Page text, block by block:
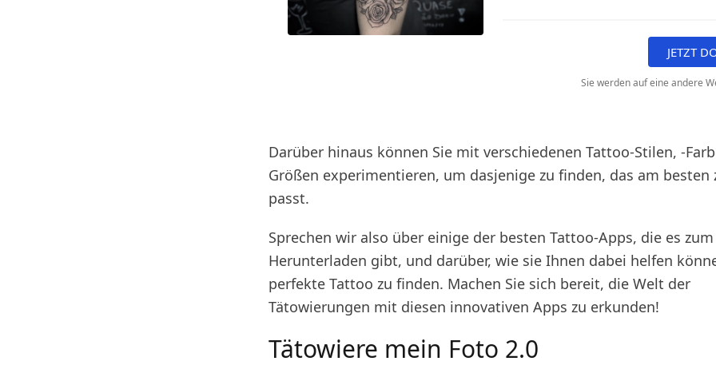
JETZT
Sie werden auf eine andere
Darüber hinaus können Sie mit verschiedenen Tattoo-Stilen, -
Größen experimentieren, um dasjenige zu finden, das am besten
passt.
Sprechen wir also über einige der besten Tattoo-Apps, die es zum
Herunterladen gibt, und darüber, wie sie Ihnen dabei helfen
perfekte Tattoo zu finden. Machen Sie sich bereit, die Welt der
Tätowierungen mit diesen innovativen Apps zu erkunden!
Tätowiere mein Foto 2.0